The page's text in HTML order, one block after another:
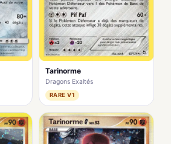
Tarinorme
Dragons Exaltés
RARE V1